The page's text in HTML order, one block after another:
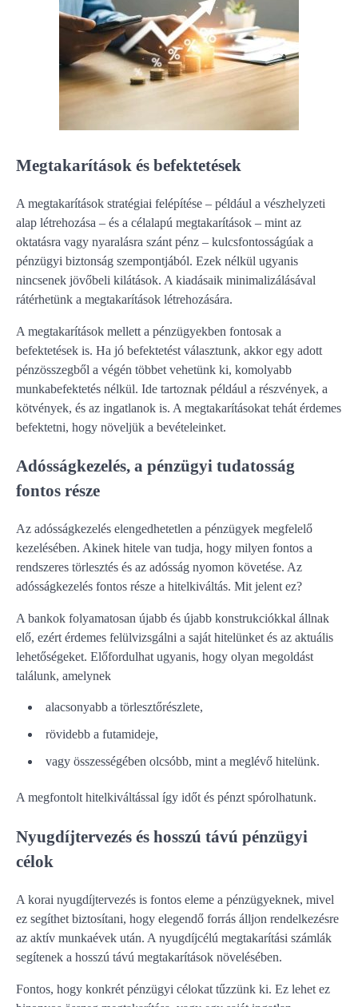
Megtakarítások és befektetések
A megtakarítások stratégiai felépítése – például a vészhelyzeti
alap létrehozása – és a célalapú megtakarítások – mint az
oktatásra vagy nyaralásra szánt pénz – kulcsfontosságúak a
pénzügyi biztonság szempontjából. Ezek nélkül ugyanis
nincsenek jövőbeli kilátások. A kiadásaik minimalizálásával
rátérhetünk a megtakarítások létrehozására.
A megtakarítások mellett a pénzügyekben fontosak a
befektetések is. Ha jó befektetést választunk, akkor egy adott
pénzösszegből a végén többet vehetünk ki, komolyabb
munkabefektetés nélkül. Ide tartoznak például a részvények, a
kötvények, és az ingatlanok is. A megtakarításokat tehát érdemes
befektetni, hogy növeljük a bevételeinket.
Adósságkezelés, a pénzügyi tudatosság
fontos része
Az adósságkezelés elengedhetetlen a pénzügyek megfelelő
kezelésében. Akinek hitele van tudja, hogy milyen fontos a
rendszeres törlesztés és az adósság nyomon követése. Az
adósságkezelés fontos része a hitelkiváltás. Mit jelent ez?
A bankok folyamatosan újabb és újabb konstrukciókkal állnak
elő, ezért érdemes felülvizsgálni a saját hitelünket és az aktuális
lehetőségeket. Előfordulhat ugyanis, hogy olyan megoldást
találunk, amelynek
alacsonyabb a törlesztőrészlete,
rövidebb a futamideje,
vagy összességében olcsóbb, mint a meglévő hitelünk.
A megfontolt hitelkiváltással így időt és pénzt spórolhatunk.
Nyugdíjtervezés és hosszú távú pénzügyi
célok
A korai nyugdíjtervezés is fontos eleme a pénzügyeknek, mivel
ez segíthet biztosítani, hogy elegendő forrás álljon rendelkezésre
az aktív munkaévek után. A nyugdíjcélú megtakarítási számlák
segítenek a hosszú távú megtakarítások növelésében.
Fontos, hogy konkrét pénzügyi célokat tűzzünk ki. Ez lehet ez